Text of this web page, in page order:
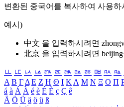
변환된 중국어를 복사하여 사용하
예시)
中文 을 입력하시려면
北京 을 입력하시려면 beijing
ㅥ ㅦ ㅧ ㅨ ㅩ ㅪ ㅫ ㅬ ㅭ ㅮ ㅯ ㅰ
Α Β ΓΔ Ε Ζ Η Θ Ι ΚΛ Μ Ν Ξ Ο Π
á à Á À é è É È ç Ç ê
Ä Ö Ü ä ö ü ß